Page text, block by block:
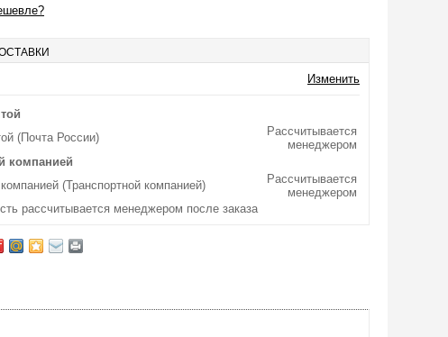
Изменить
(Почта России)
Рассчитывается
менеджером
компанией
(Транспортной компанией)
Рассчитывается
менеджером
рассчитывается менеджером после заказа